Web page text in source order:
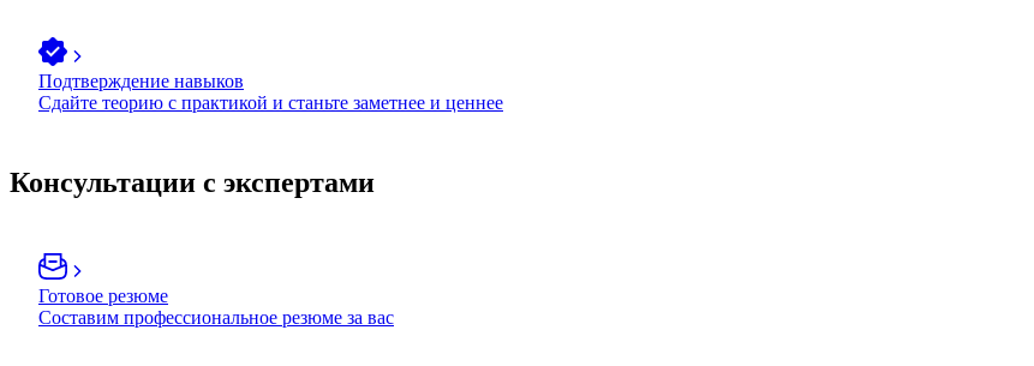
Подтверждение навыков
Сдайте теорию с практикой и станьте заметнее и ценнее
Консультации с экспертами
Готовое резюме
Составим профессиональное резюме за вас